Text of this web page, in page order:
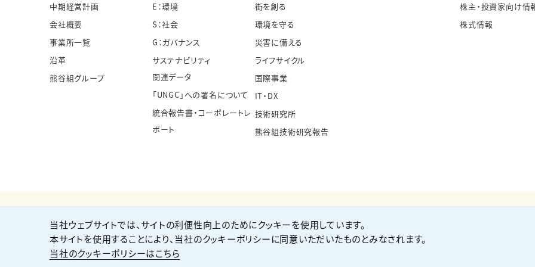
中期経営計画
会社概要
事業所一覧
沿革
熊谷組グループ
E：環境
S：社会
G：ガバナンス
サステナビリティ
関連データ
「UNGC」への署名について
統合報告書・コーポレートレ
ポート
街を創る
環境を守る
災害に備える
ライフサイクル
国際事業
IT・DX
技術研究所
熊谷組技術研究報告
株主・投資家向け情
株式情報
個人情報保護方針 サイト利用規約 サイトマップ お問い合わせ
当社ウェブサイトでは、サイトの利便性向上のためにクッキーを使用しています。
本サイトを使用することにより、当社のクッキーポリシーに同意いただいたものとみなされます。
当社のクッキーポリシーはこちら